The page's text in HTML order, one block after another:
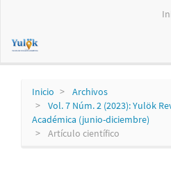
principal
Inicio
Archivos
Vol. 7 Núm. 2 (2023): Yulök
Académica (junio-diciembre)
Artículo científico